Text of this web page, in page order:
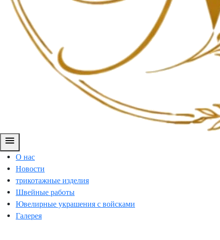
menu
О нас
Новости
трикотажные изделия
Швейные работы
Ювелирные украшения с войсками
Галерея